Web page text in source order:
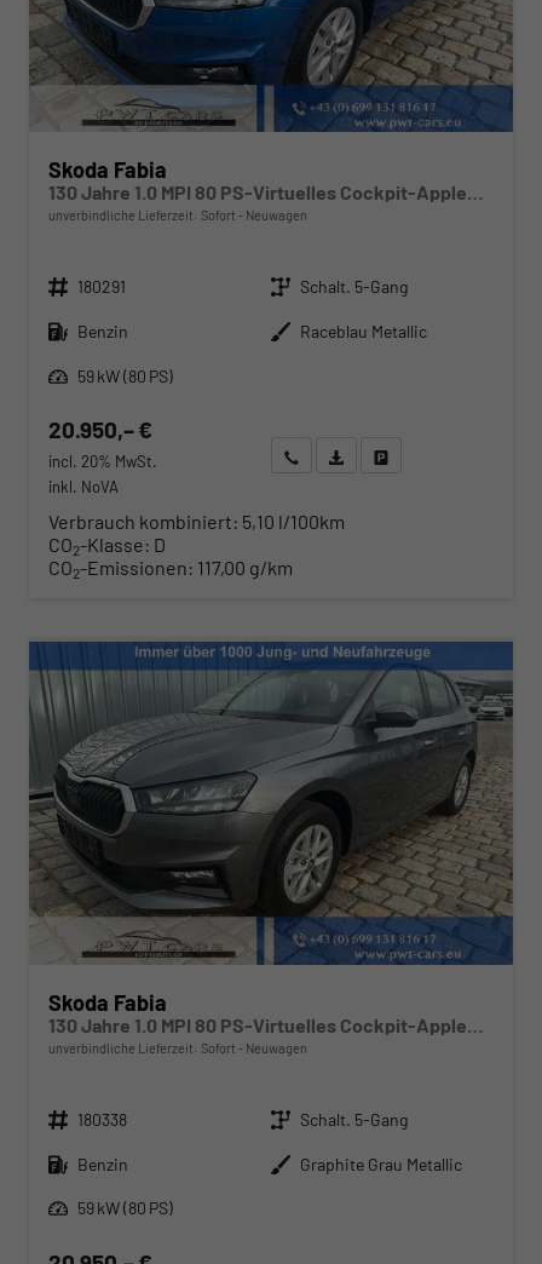
Skoda Fabia
130 Jahre 1.0 MPI 80 PS-Virtuelles Cockpit-AppleCarplay-Android-Auto-LED-Klima-Tempomat-Rückfahrkamera-DAB-SHZ-15" Alu-sofort
unverbindliche Lieferzeit: Sofort Neuwagen
Fahrzeugnr. 180291 Getriebe Schalt. 5-Gang
Kraftstoff Benzin Außenfarbe Raceblau Metallic
Leistung
59 kW (80 PS)
20.950,– €
incl. 20% MwSt.
inkl. NoVA
Wir rufen Sie anAngebot drucken (PDF)
Verbrauch kombiniert: 5,10 l/100km
CO2-Klasse: D
CO2-Emissionen: 117,00 g/km
Skoda Fabia
unverbindliche Lieferzeit: Sofort Neuwagen
Fahrzeugnr. 180338 Getriebe Schalt. 5-Gang
Kraftstoff
Benzin Außenfarbe Graphite Grau Metallic
Leistung
59 kW (80 PS)